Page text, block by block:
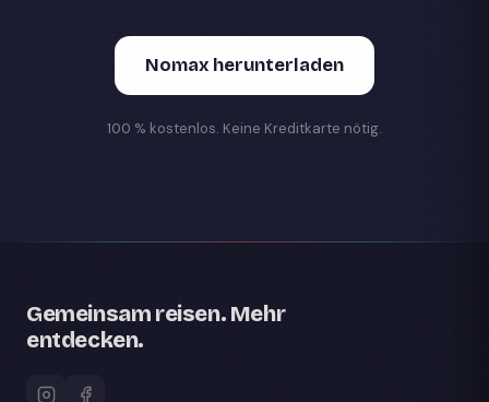
Nomax herunterladen
100 % kostenlos. Keine Kreditkarte nötig.
Gemeinsam reisen. Mehr
entdecken.